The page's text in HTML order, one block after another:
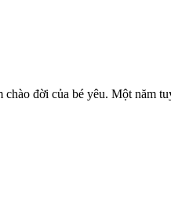
đời của bé yêu. Một năm